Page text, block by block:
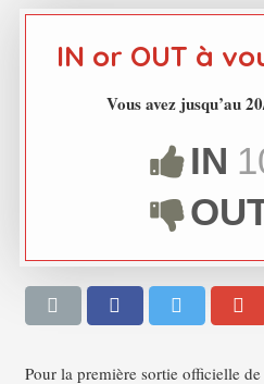
IN or OUT à
Vous avez jusqu’au
IN
Pour la première sortie officielle